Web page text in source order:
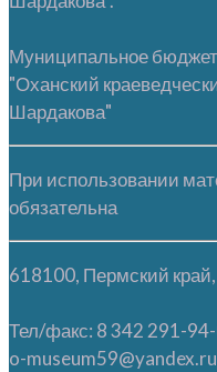
Муниципальное
"Оханский
Шардакова"
При использовании
обязательна
618100, Пермский край,
Тел/факс: 8 342 291-
o-museum59@yandex.ru